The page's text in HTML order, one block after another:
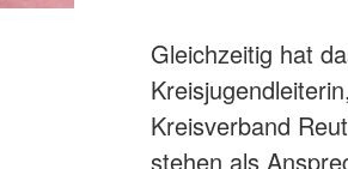
Gleichzeitig hat
Kreisverband
stehen als